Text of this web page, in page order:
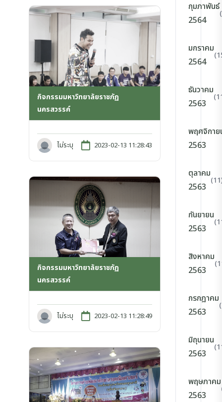
กิจกรรมมหาวิทยาลัยราชภัฏ
นครสวรรค์
ไม่ระบุ 2023-02-13 11:28:43
กิจกรรมมหาวิทยาลัยราชภัฏ
นครสวรรค์
ไม่ระบุ 2023-02-13 11:28:49
กุมภาพันธ์
2564
มกราคม
2564
ธันวาคม
2563
พฤศจิกาย
2563
ตุลาคม
2563
กันยายน
2563
สิงหาคม
2563
กรกฎาคม
2563
มิถุนายน
2563
พฤษภาคม
2563